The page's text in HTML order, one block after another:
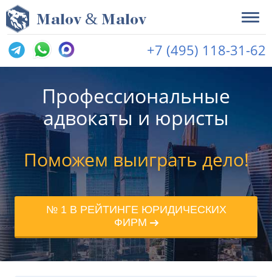
Malov & Malov
+7 (495) 118-31-62
Профессиональные
адвокаты и юристы
Поможем выиграть дело!
№ 1 В РЕЙТИНГЕ ЮРИДИЧЕСКИХ
ФИРМ